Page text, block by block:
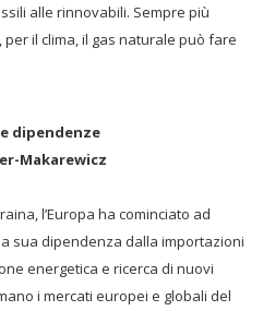
alle rinnovabili. Sempre più
il clima, il gas naturale può fare
dipendenze
Makarewicz
l’Europa ha cominciato ad
sua dipendenza dalla importazioni
energetica e ricerca di nuovi
i mercati europei e globali del